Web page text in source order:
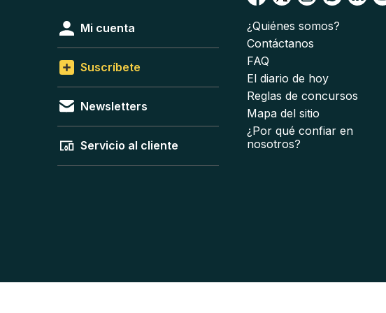
Mi cuenta
Suscríbete
Newsletters
Servicio al cliente
¿Quiénes somos?
Contáctanos
FAQ
El diario de hoy
Reglas de concursos
Mapa del sitio
¿Por qué confiar en
nosotros?